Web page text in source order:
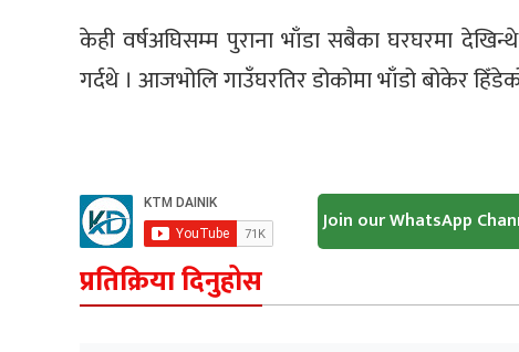
केही वर्षअघिसम्म पुराना भाँडा सबैका घरघरमा
गर्दथे । आजभोलि गाउँघरतिर डोकोमा भाँडो बोकेर
Join our WhatsApp
प्रतिक्रिया दिनुहोस